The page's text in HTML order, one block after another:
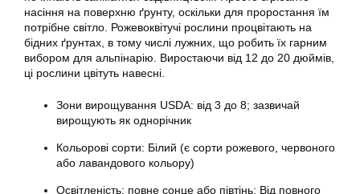
насіння на поверхню ґрунту, оскільки для проростання їм
потрібне світло. Рожевоквітучі рослини процвітають на
бідних ґрунтах, в тому числі лужних, що робить їх гарним
вибором для альпінарію. Виростаючи від 12 до 20 дюймів,
ці рослини цвітуть навесні.
Зони вирощування USDA: від 3 до 8; зазвичай
вирощують як однорічник
Кольорові сорти: Білий (є сорти рожевого, червоного
або лавандового кольору)
Освітленість: повне сонце або півтінь: Від повного